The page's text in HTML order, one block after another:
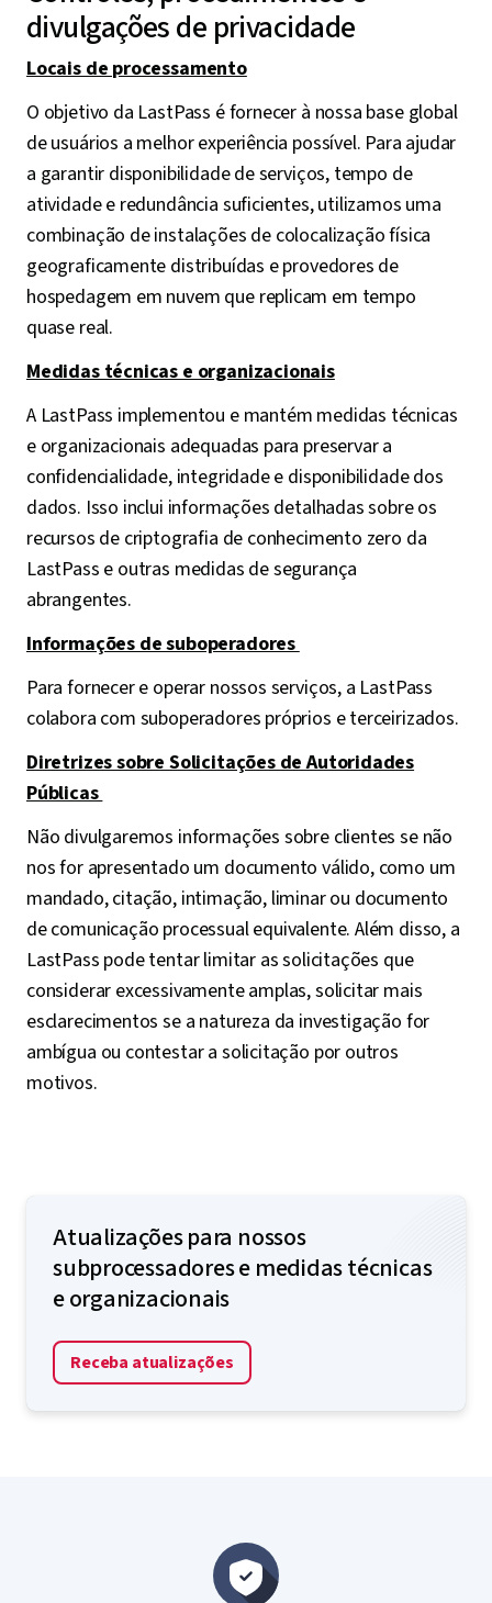
divulgações de privacidade
Locais de processamento
O objetivo da LastPass é fornecer à nossa base global
de usuários a melhor experiência possível. Para ajudar
a garantir disponibilidade de serviços, tempo de
atividade e redundância suficientes, utilizamos uma
combinação de instalações de colocalização física
geograficamente distribuídas e provedores de
hospedagem em nuvem que replicam em tempo
quase real.
Medidas técnicas e organizacionais
A LastPass implementou e mantém medidas técnicas
e organizacionais adequadas para preservar a
confidencialidade, integridade e disponibilidade dos
dados. Isso inclui informações detalhadas sobre os
recursos de criptografia de conhecimento zero da
LastPass e outras medidas de segurança
abrangentes.
Informações de suboperadores
Para fornecer e operar nossos serviços, a LastPass
colabora com suboperadores próprios e terceirizados.
Diretrizes sobre Solicitações de Autoridades
Públicas
Não divulgaremos informações sobre clientes se não
nos for apresentado um documento válido, como um
mandado, citação, intimação, liminar ou documento
de comunicação processual equivalente. Além disso, a
LastPass pode tentar limitar as solicitações que
considerar excessivamente amplas, solicitar mais
esclarecimentos se a natureza da investigação for
ambígua ou contestar a solicitação por outros
motivos.
Atualizações para nossos
subprocessadores e medidas técnicas
e organizacionais
Receba atualizações